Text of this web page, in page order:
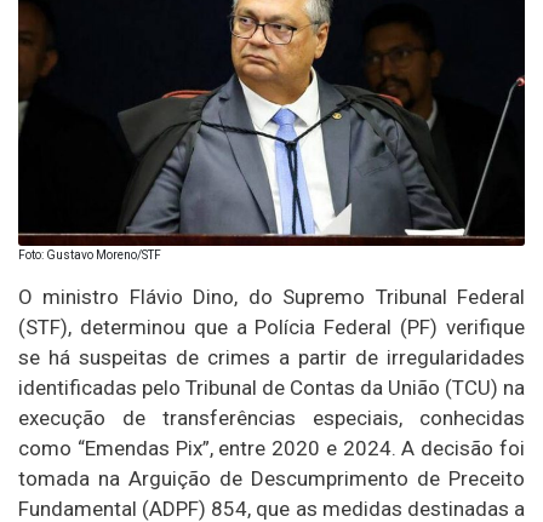
Foto: Gustavo Moreno/STF
O ministro Flávio Dino, do Supremo Tribunal Federal
(STF), determinou que a Polícia Federal (PF) verifique
se há suspeitas de crimes a partir de irregularidades
identificadas pelo Tribunal de Contas da União (TCU) na
execução de transferências especiais, conhecidas
como “Emendas Pix”, entre 2020 e 2024. A decisão foi
tomada na Arguição de Descumprimento de Preceito
Fundamental (ADPF) 854, que as medidas destinadas a